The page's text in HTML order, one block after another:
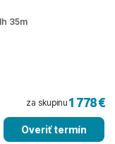
35m
za skupinu1 778 €
Overiť termín